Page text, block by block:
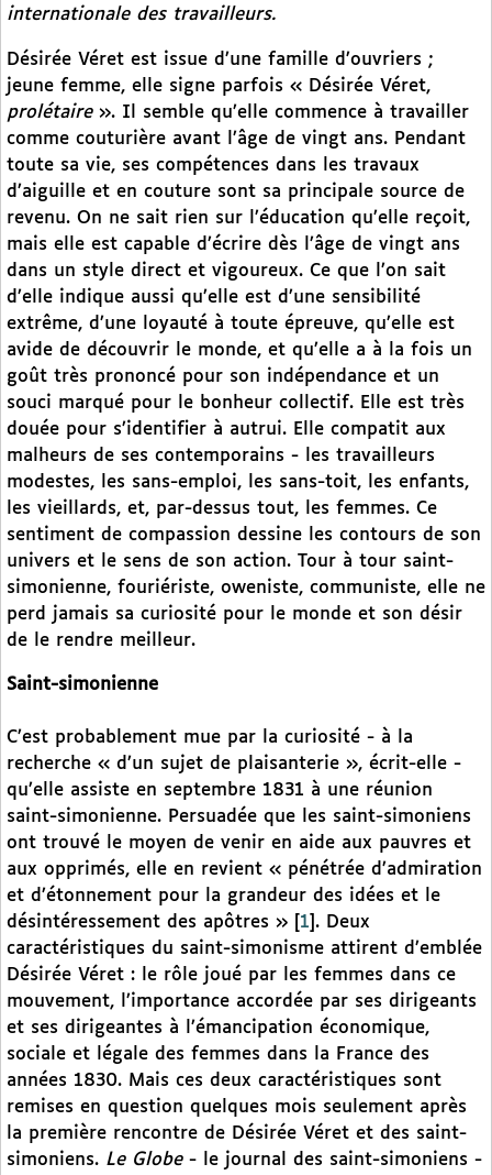
internationale des travailleurs.
Désirée Véret est issue d’une famille d’ouvriers ;
jeune femme, elle signe parfois « Désirée Véret,
prolétaire». Il semble qu’elle commence à travailler
comme couturière avant l’âge de vingt ans. Pendant
toute sa vie, ses compétences dans les travaux
d’aiguille et en couture sont sa principale source de
revenu. On ne sait rien sur l’éducation qu’elle reçoit,
mais elle est capable d’écrire dès l’âge de vingt ans
dans un style direct et vigoureux. Ce que l’on sait
d’elle indique aussi qu’elle est d’une sensibilité
extrême, d’une loyauté à toute épreuve, qu’elle est
avide de découvrir le monde, et qu’elle a à la fois un
goût très prononcé pour son indépendance et un
souci marqué pour le bonheur collectif. Elle est très
douée pour s’identifier à autrui. Elle compatit aux
malheurs de ses contemporains - les travailleurs
modestes, les sans-emploi, les sans-toit, les enfants,
les vieillards, et, par-dessus tout, les femmes. Ce
sentiment de compassion dessine les contours de son
univers et le sens de son action. Tour à tour saint-
simonienne, fouriériste, oweniste, communiste, elle ne
perd jamais sa curiosité pour le monde et son désir
de le rendre meilleur.
Saint-simonienne
C’est probablement mue par la curiosité - à la
recherche « d’un sujet de plaisanterie », écrit-elle -
qu’elle assiste en septembre 1831 à une réunion
saint-simonienne. Persuadée que les saint-simoniens
ont trouvé le moyen de venir en aide aux pauvres et
aux opprimés, elle en revient « pénétrée d’admiration
et d’étonnement pour la grandeur des idées et le
désintéressement des apôtres »
1 . Deux
caractéristiques du saint-simonisme attirent d’emblée
Désirée Véret : le rôle joué par les femmes dans ce
mouvement, l’importance accordée par ses dirigeants
et ses dirigeantes à l’émancipation économique,
sociale et légale des femmes dans la France des
années 1830. Mais ces deux caractéristiques sont
remises en question quelques mois seulement après
la première rencontre de Désirée Véret et des saint-
simoniens. Le Globe- le journal des saint-simoniens -